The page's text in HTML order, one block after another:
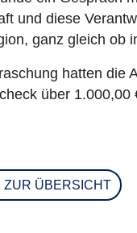
und diese
ganz gleich ob
hatten die
über 1.000,00
ZUR ÜBERSICHT